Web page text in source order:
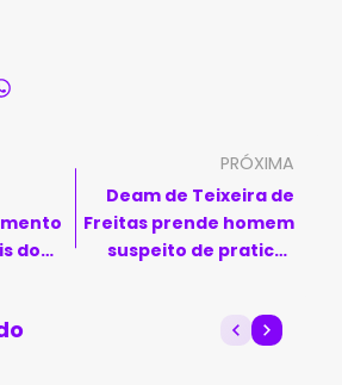
do
PRÓXIMA
Deam de Teixeira de
Freitas prende homem
suspeito de praticar